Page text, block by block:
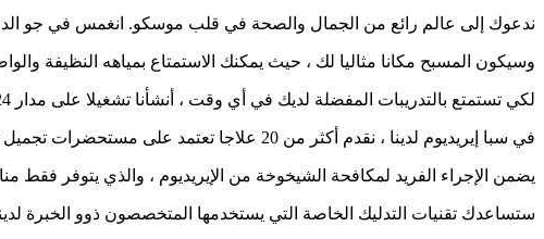
ندعوك إلى عالم رائع من الجمال والصحة في قلب موسكو. انغمس في جو
وسيكون المسبح مكانا مثاليا لك ، حيث يمكنك الاستمتاع بمياهه النظيفة
لكي تستمتع بالتدريبات المفضلة لديك في أي وقت ، أنشأنا تشغيلا على مدار 24 ساعة في صالة الألعاب الرياضية.
في سبا إيريديوم لدينا ، نقدم أكثر من 20 علاجا تعتمد على مستحضرات تجميل تالجو عالية الجودة.
يضمن الإجراء الفريد لمكافحة الشيخوخة من الإيريديوم ، والذي يتوفر فقط
ستساعدك تقنيات التدليك الخاصة التي يستخدمها المتخصصون ذوو الخبرة